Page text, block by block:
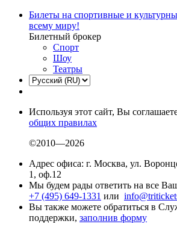
Билеты на спортивные и
всему миру!
Билетный брокер
Спорт
Шоу
Театры
Используя этот сайт, Вы
общих правилах
©2010—2026
Адрес офиса: г. Москва, ул.
1, оф.12
Мы будем рады ответить на все
+7 (495) 649-1331 или
Вы также можете обратиться в
поддержки, заполнив форму